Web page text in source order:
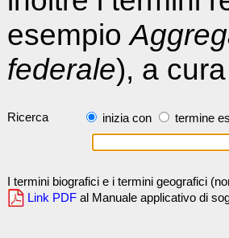
esempio
federale), a
Ricerca inizia con termine
I termini biografici e i termini geografici
Link PDF al Manuale applicativo di